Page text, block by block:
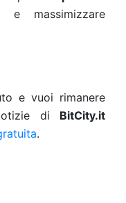
e massimizzare
e vuoi rimanere
di BitCity.it
.